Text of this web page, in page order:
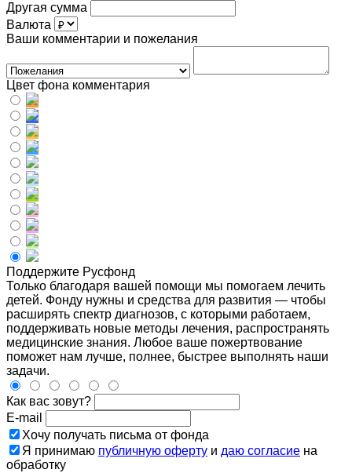
Другая сумма
Валюта
Ваши комментарии и пожелания
Цвет фона комментария
Поддержите Русфонд
Только благодаря вашей помощи мы помогаем лечить
детей. Фонду нужны и средства для развития — чтобы
расширять спектр диагнозов, с которыми работаем,
поддерживать новые методы лечения, распространять
медицинские знания. Любое ваше пожертвование
поможет нам лучше, полнее, быстрее выполнять наши
задачи.
Как вас зовут?
E-mail
Хочу получать письма от фонда
Я принимаю публичную оферту и даю согласие на
обработку